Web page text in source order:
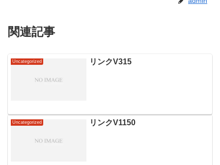
関連記事
Uncategorized リンクV315
Uncategorized リンクV1150